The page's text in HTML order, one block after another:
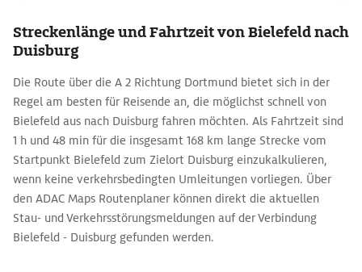
Streckenlänge und Fahrtzeit von Bielefeld nach
Duisburg
Die Route über die A 2 Richtung Dortmund bietet sich in der
Regel am besten für Reisende an, die möglichst schnell von
Bielefeld aus nach Duisburg fahren möchten. Als Fahrtzeit sind
1 h und 48 min für die insgesamt 168 km lange Strecke vom
Startpunkt Bielefeld zum Zielort Duisburg einzukalkulieren,
wenn keine verkehrsbedingten Umleitungen vorliegen. Über
den ADAC Maps Routenplaner können direkt die aktuellen
Stau- und Verkehrsstörungsmeldungen auf der Verbindung
Bielefeld - Duisburg gefunden werden.